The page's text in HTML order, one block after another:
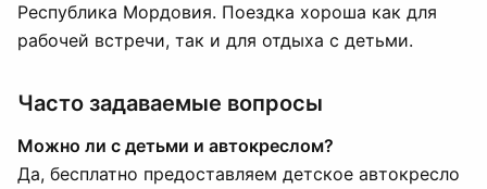
Республика Мордовия. Поездка хороша как для
рабочей встречи, так и для отдыха с детьми.
Часто задаваемые вопросы
Можно ли с детьми и автокреслом?
Да, бесплатно предоставляем детское автокресло